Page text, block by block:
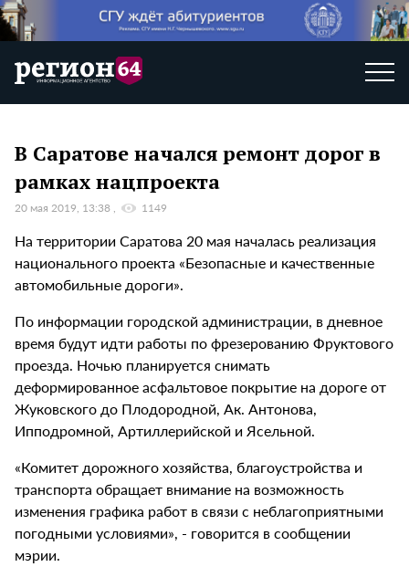
В Саратове начался ремонт дорог в
рамках нацпроекта
20 мая 2019, 13:38 1149
На территории Саратова 20 мая началась реализация
национального проекта «Безопасные и качественные
автомобильные дороги».
По информации городской администрации, в дневное
время будут идти работы по фрезерованию Фруктового
проезда. Ночью планируется снимать
деформированное асфальтовое покрытие на дороге от
Жуковского до Плодородной, Ак. Антонова,
Ипподромной, Артиллерийской и Ясельной.
«Комитет дорожного хозяйства, благоустройства и
транспорта обращает внимание на возможность
изменения графика работ в связи с неблагоприятными
погодными условиями», - говорится в сообщении
мэрии.